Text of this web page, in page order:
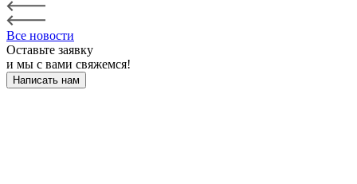
Все новости
Оставьте заявку
и мы с вами свяжемся!
Написать нам